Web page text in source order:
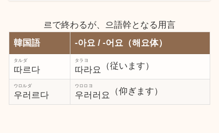
르で終わるが、으語幹となる用言
韓国語
-아요 / -어요（해요体）
따르다
タルダ
따라요
タラヨ
（従います）
우러르다
ウロルダ
우러러요
ウロロヨ
（仰ぎます）